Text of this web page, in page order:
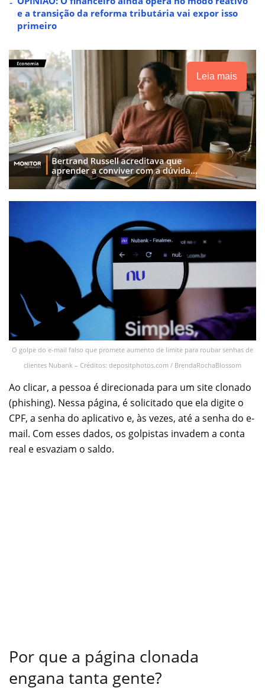
e a transição da reforma tributária vai expor isso
primeiro
Leia mais
O golpe do e-mail falso que promete aumento de limite para roubar senhas de
clientes Nubank – Créditos: depositphotos.com / BrendaRochaBlossom
Ao clicar, a pessoa é direcionada para um site clonado
(phishing). Nessa página, é solicitado que ela digite o
CPF, a senha do aplicativo e, às vezes, até a senha do e-
mail. Com esses dados, os golpistas invadem a conta
real e esvaziam o saldo.
Por que a página clonada
engana tanta gente?